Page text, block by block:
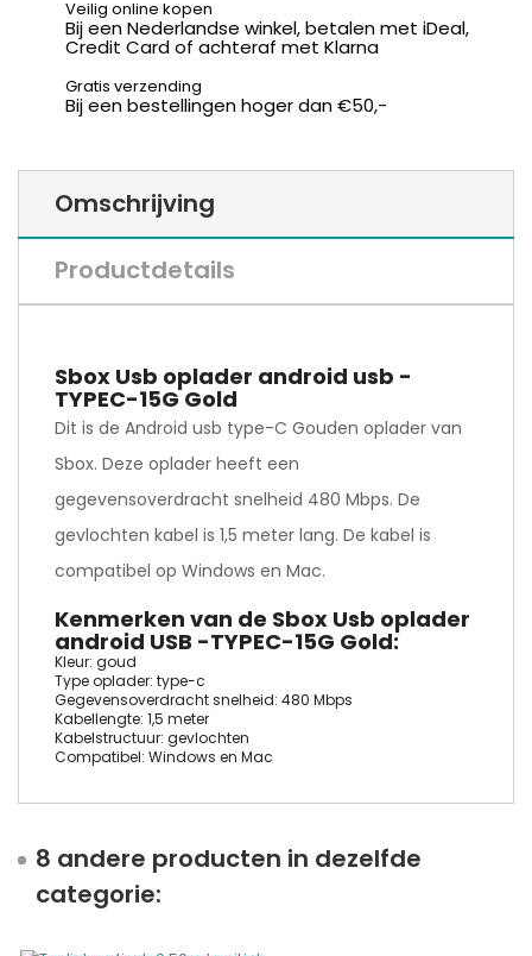
Veilig online kopen
Bij een Nederlandse winkel, betalen met iDeal,
Credit Card of achteraf met Klarna
Gratis verzending
Bij een bestellingen hoger dan €50,-
Omschrijving
Productdetails
Sbox Usb oplader android usb -
TYPEC-15G Gold
Dit is de Android usb type-C Gouden oplader van
Sbox. Deze oplader heeft een
gegevensoverdracht snelheid 480 Mbps. De
gevlochten kabel is 1,5 meter lang. De kabel is
compatibel op Windows en Mac.
Kenmerken van de Sbox Usb oplader
android USB -TYPEC-15G Gold:
Kleur: goud
Type oplader: type-c
Gegevensoverdracht snelheid: 480 Mbps
Kabellengte: 1,5 meter
Kabelstructuur: gevlochten
Compatibel: Windows en Mac
8 andere producten in dezelfde
categorie: